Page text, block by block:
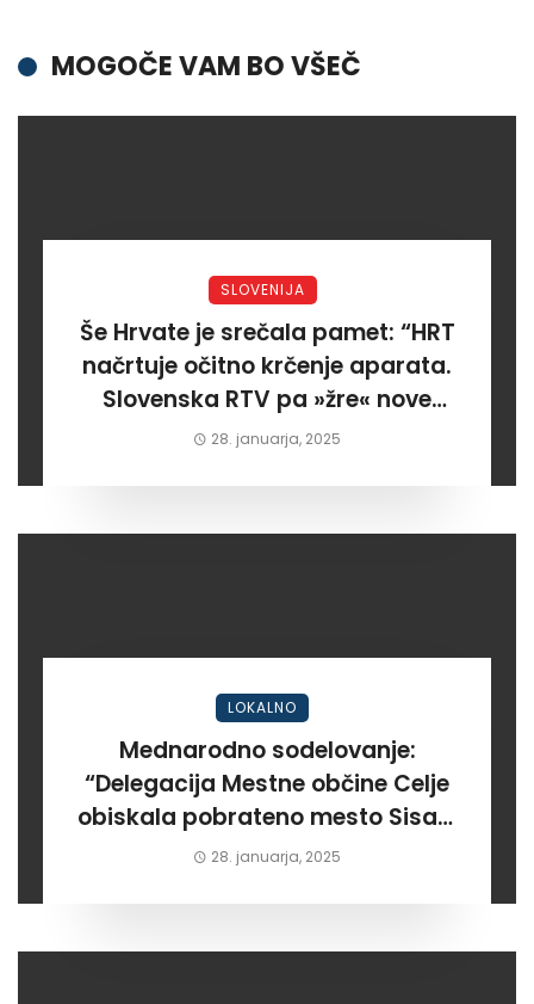
MOGOČE VAM BO VŠEČ
SLOVENIJA
Še Hrvate je srečala pamet: “HRT
načrtuje očitno krčenje aparata.
Slovenska RTV pa »žre« nove
milijone za rdeče programe”
28. januarja, 2025
LOKALNO
Mednarodno sodelovanje:
“Delegacija Mestne občine Celje
obiskala pobrateno mesto Sisak.
Po dooolgem času!”
28. januarja, 2025